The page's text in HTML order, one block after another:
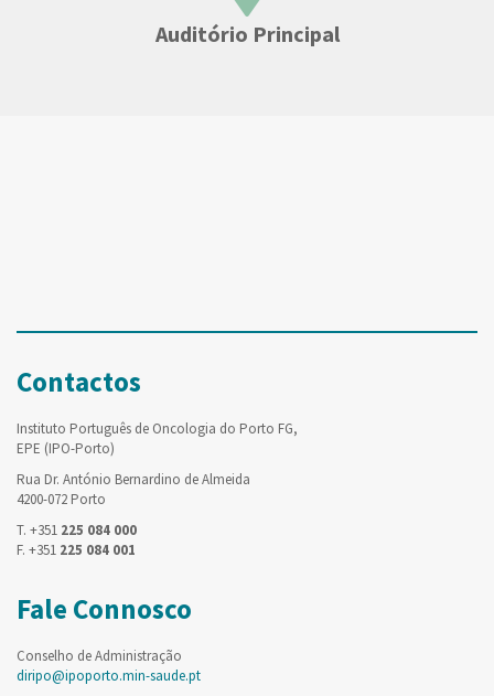
Auditório Principal
Contactos
Instituto Português de Oncologia do Porto FG,
EPE (IPO-Porto)
Rua Dr. António Bernardino de Almeida
4200-072 Porto
T. +351 225 084 000
F. +351 225 084 001
Fale Connosco
Conselho de Administração
diripo@ipoporto.min-saude.pt